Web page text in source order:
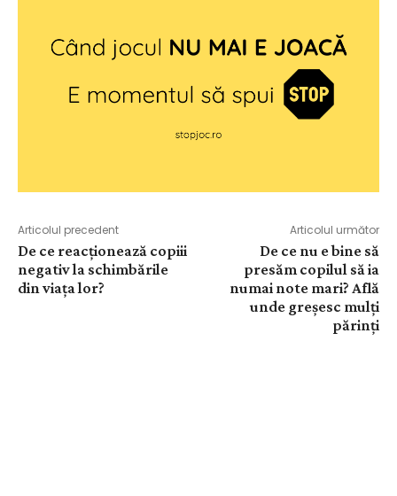
Articolul precedent
De ce reacționează copiii
negativ la schimbările
din viața lor?
Articolul următor
De ce nu e bine să
presăm copilul să ia
numai note mari? Află
unde greșesc mulți
părinți